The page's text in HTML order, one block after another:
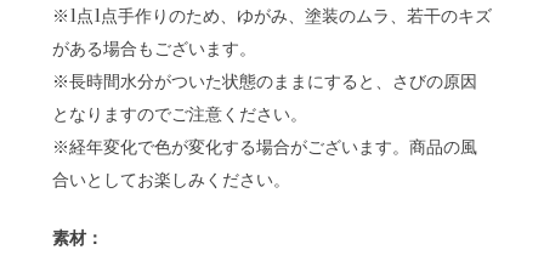
※1点1点手作りのため、ゆがみ、塗装のムラ、若干のキズ
がある場合もございます。
※長時間水分がついた状態のままにすると、さびの原因
となりますのでご注意ください。
※経年変化で色が変化する場合がございます。商品の風
合いとしてお楽しみください。
素材：